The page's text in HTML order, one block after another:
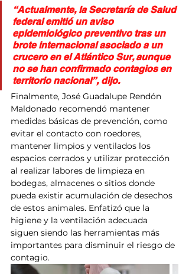
“Actualmente, la Secretaría de Salud
federal emitió un aviso
epidemiológico preventivo tras un
brote internacional asociado a un
crucero en el Atlántico Sur, aunque
no se han confirmado contagios en
territorio nacional”, dijo.
Finalmente, José Guadalupe Rendón
Maldonado recomendó mantener
medidas básicas de prevención, como
evitar el contacto con roedores,
mantener limpios y ventilados los
espacios cerrados y utilizar protección
al realizar labores de limpieza en
bodegas, almacenes o sitios donde
pueda existir acumulación de desechos
de estos animales. Enfatizó que la
higiene y la ventilación adecuada
siguen siendo las herramientas más
importantes para disminuir el riesgo de
contagio.